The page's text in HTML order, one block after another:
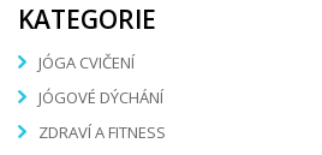
KATEGORIE
JÓGA CVIČENÍ
JÓGOVÉ DÝCHÁNÍ
ZDRAVÍ A FITNESS